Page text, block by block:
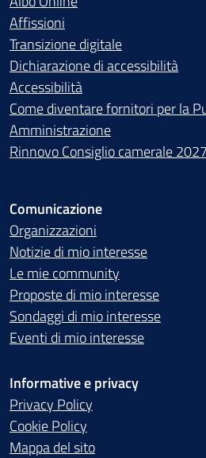
Affissioni
Transizione digitale
Dichiarazione di accessibilità
Accessibilità
Come diventare fornitori per la
Amministrazione
Rinnovo Consiglio camerale
Comunicazione
Organizzazioni
Notizie di mio interesse
Le mie community
Proposte di mio interesse
Sondaggi di mio interesse
Eventi di mio interesse
Informative e privacy
Privacy Policy
Cookie Policy
Mappa del sito